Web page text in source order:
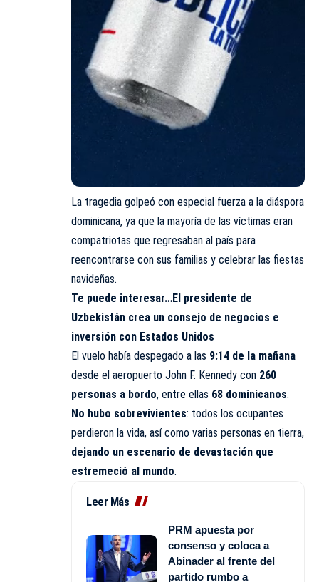
La tragedia golpeó con especial fuerza a la diáspora
dominicana, ya que la mayoría de las víctimas eran
compatriotas que regresaban al país para
reencontrarse con sus familias y celebrar las fiestas
navideñas.
Te puede interesar…El presidente de
Uzbekistán crea un consejo de negocios e
inversión con Estados Unidos
El vuelo había despegado a las 9:14 de la mañana
desde el aeropuerto John F. Kennedy con 260
personas a bordo, entre ellas 68 dominicanos.
No hubo sobrevivientes: todos los ocupantes
perdieron la vida, así como varias personas en tierra,
dejando un escenario de devastación que
estremeció al mundo.
Leer Más
PRM apuesta por
consenso y coloca a
Abinader al frente del
partido rumbo a